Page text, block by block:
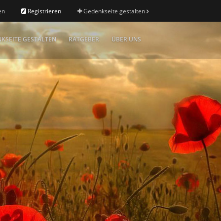
Registrieren Gedenkseite gestalten
GESTALTEN RATGEBER ÜBER UNS